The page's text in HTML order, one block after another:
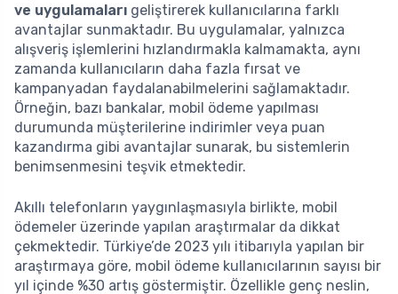
ve uygulamaları geliştirerek kullanıcılarına farklı
avantajlar sunmaktadır. Bu uygulamalar, yalnızca
alışveriş işlemlerini hızlandırmakla kalmamakta, aynı
zamanda kullanıcıların daha fazla fırsat ve
kampanyadan faydalanabilmelerini sağlamaktadır.
Örneğin, bazı bankalar, mobil ödeme yapılması
durumunda müşterilerine indirimler veya puan
kazandırma gibi avantajlar sunarak, bu sistemlerin
benimsenmesini teşvik etmektedir.
Akıllı telefonların yaygınlaşmasıyla birlikte, mobil
ödemeler üzerinde yapılan araştırmalar da dikkat
çekmektedir. Türkiye’de 2023 yılı itibarıyla yapılan bir
araştırmaya göre, mobil ödeme kullanıcılarının sayısı bir
yıl içinde %30 artış göstermiştir. Özellikle genç neslin,